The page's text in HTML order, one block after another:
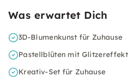
Was erwartet Dich
3D-Blumenkunst für Zuhause
Pastellblüten mit Glitzereffekt
Kreativ-Set für Zuhause